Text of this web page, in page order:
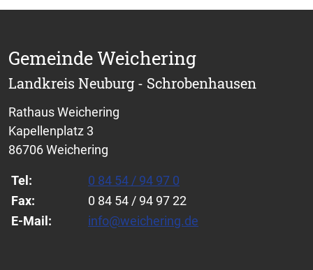
Gemeinde Weichering
Landkreis Neuburg - Schrobenhausen
Rathaus Weichering
Kapellenplatz 3
86706 Weichering
Tel:
0 84 54 / 94 97 0
Fax:
0 84 54 / 94 97 22
E-Mail:
info@weichering.de